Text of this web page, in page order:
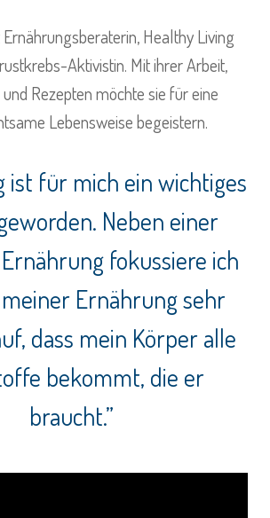
Healthy Living
Aktivistin. Mit ihrer Arbeit,
Rezepten möchte sie für eine
Lebensweise begeistern.
ist für mich ein wichtiges
Neben einer
fokussiere ich
Ernährung sehr
dass mein Körper alle
bekommt, die er
braucht.”